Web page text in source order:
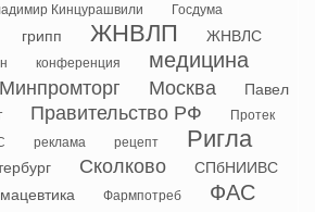
Кинцурашвили Госдума
грипп ЖНВЛП ЖНВЛС
конференция медицина
Минпромторг Москва
Павел
Правительство РФ Протек
реклама рецепт Ригла
Сколково СПбНИИВС
Фармпотреб ФАС